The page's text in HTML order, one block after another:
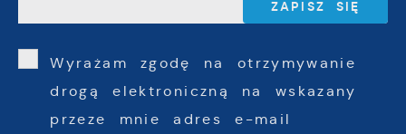
Wyrażam zgodę na otrzymywanie
drogą elektroniczną na wskazany
przeze mnie adres e-mail